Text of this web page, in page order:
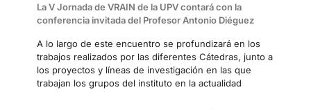
La V Jornada de VRAIN de la UPV contará con la
conferencia invitada del Profesor Antonio Diéguez
A lo largo de este encuentro se profundizará en los
trabajos realizados por las diferentes Cátedras, junto a
los proyectos y líneas de investigación en las que
trabajan los grupos del instituto en la actualidad